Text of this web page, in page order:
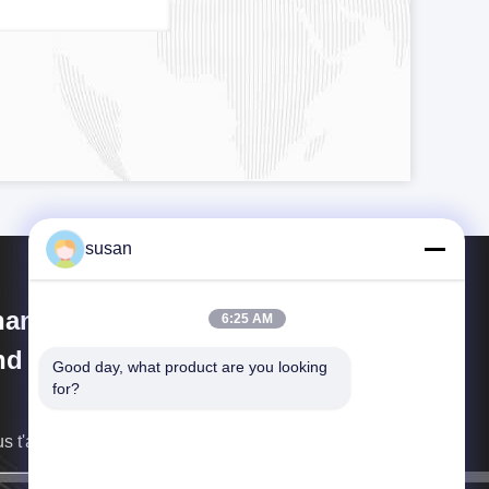
Cheng Xing Machinery
Electronics Co., Ltd.
t'arriverons de retour dès que possible.
susan
6:25 AM
Good day, what product are you looking
for?